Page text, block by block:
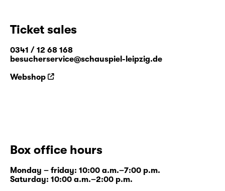
Ticket sales
0341 / 12 68 168
besucherservice@schauspiel-leipzig.de
Webshop
Box office hours
Monday – friday: 10:00 a.m.–7:00 p.m.
Saturday: 10:00 a.m.–2:00 p.m.